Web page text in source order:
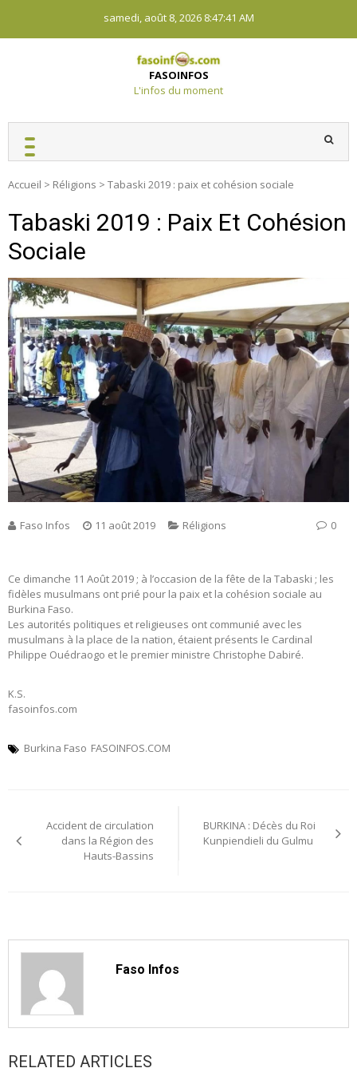
content
samedi, août 8, 2026 8:47:42 AM
FASOINFOS
L'infos du moment
Accueil > Réligions > Tabaski 2019 : paix et cohésion sociale
Tabaski 2019 : Paix Et Cohésion
Sociale
Faso Infos 11 août 2019 Réligions 0
Ce dimanche 11 Août 2019 ; à l’occasion de la fête de la Tabaski ; les
fidèles musulmans ont prié pour la paix et la cohésion sociale au
Burkina Faso.
Les autorités politiques et religieuses ont communié avec les
musulmans à la place de la nation, étaient présents le Cardinal
Philippe Ouédraogo et le premier ministre Christophe Dabiré.
K.S.
fasoinfos.com
Burkina Faso FASOINFOS.COM
de
Accident de circulation
dans la Région des
Hauts-Bassins
BURKINA : Décès du Roi
Kunpiendieli du Gulmu
Faso Infos
RELATED ARTICLES